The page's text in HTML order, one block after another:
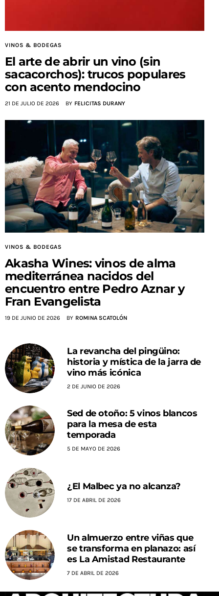
VINOS & BODEGAS
El arte de abrir un vino (sin
sacacorchos): trucos populares
con acento mendocino
21 DE JULIO DE 2026 BY FELICITAS DURANY
VINOS & BODEGAS
Akasha Wines: vinos de alma
mediterránea nacidos del
encuentro entre Pedro Aznar y
Fran Evangelista
19 DE JUNIO DE 2026 BY ROMINA SCATOLÓN
La revancha del pingüino:
historia y mística de la jarra de
vino más icónica
2 DE JUNIO DE 2026
Sed de otoño: 5 vinos blancos
para la mesa de esta
temporada
5 DE MAYO DE 2026
¿El Malbec ya no alcanza?
17 DE ABRIL DE 2026
Un almuerzo entre viñas que
se transforma en planazo: así
es La Amistad Restaurante
7 DE ABRIL DE 2026